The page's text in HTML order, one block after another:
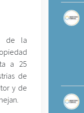
de la
a 25
de
y de